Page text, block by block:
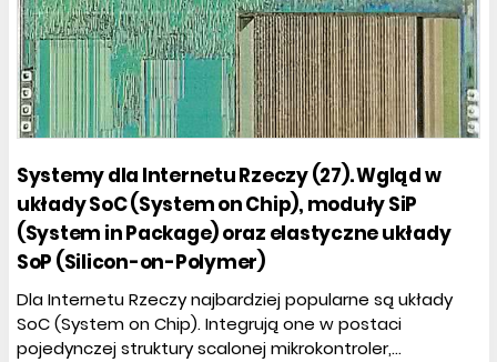
Systemy dla Internetu Rzeczy (27). Wgląd w
układy SoC (System on Chip), moduły SiP
(System in Package) oraz elastyczne układy
SoP (Silicon-on-Polymer)
Dla Internetu Rzeczy najbardziej popularne są układy
SoC (System on Chip). Integrują one w postaci
pojedynczej struktury scalonej mikrokontroler,...